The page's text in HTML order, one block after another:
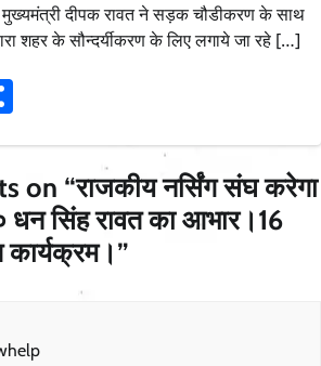
दीपक रावत ने सड़क चौडीकरण के साथ
शहर के सौन्दर्यीकरण के लिए लगाये जा रहे […]
on “राजकीय नर्सिंग संघ करेगा
धन सिंह रावत का आभार।16
कार्यक्रम।”